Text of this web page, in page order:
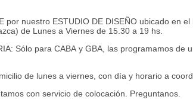
por nuestro ESTUDIO DE DISEÑO ubicado en
de Lunes a Viernes de 15.30 a 19 hs.
Sólo para CABA y GBA, las programamos de
de lunes a viernes, con día y horario a
con servicio de colocación. Preguntanos.